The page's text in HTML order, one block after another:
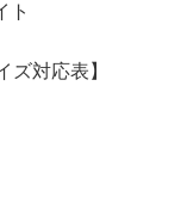
ト
ズ対応表】